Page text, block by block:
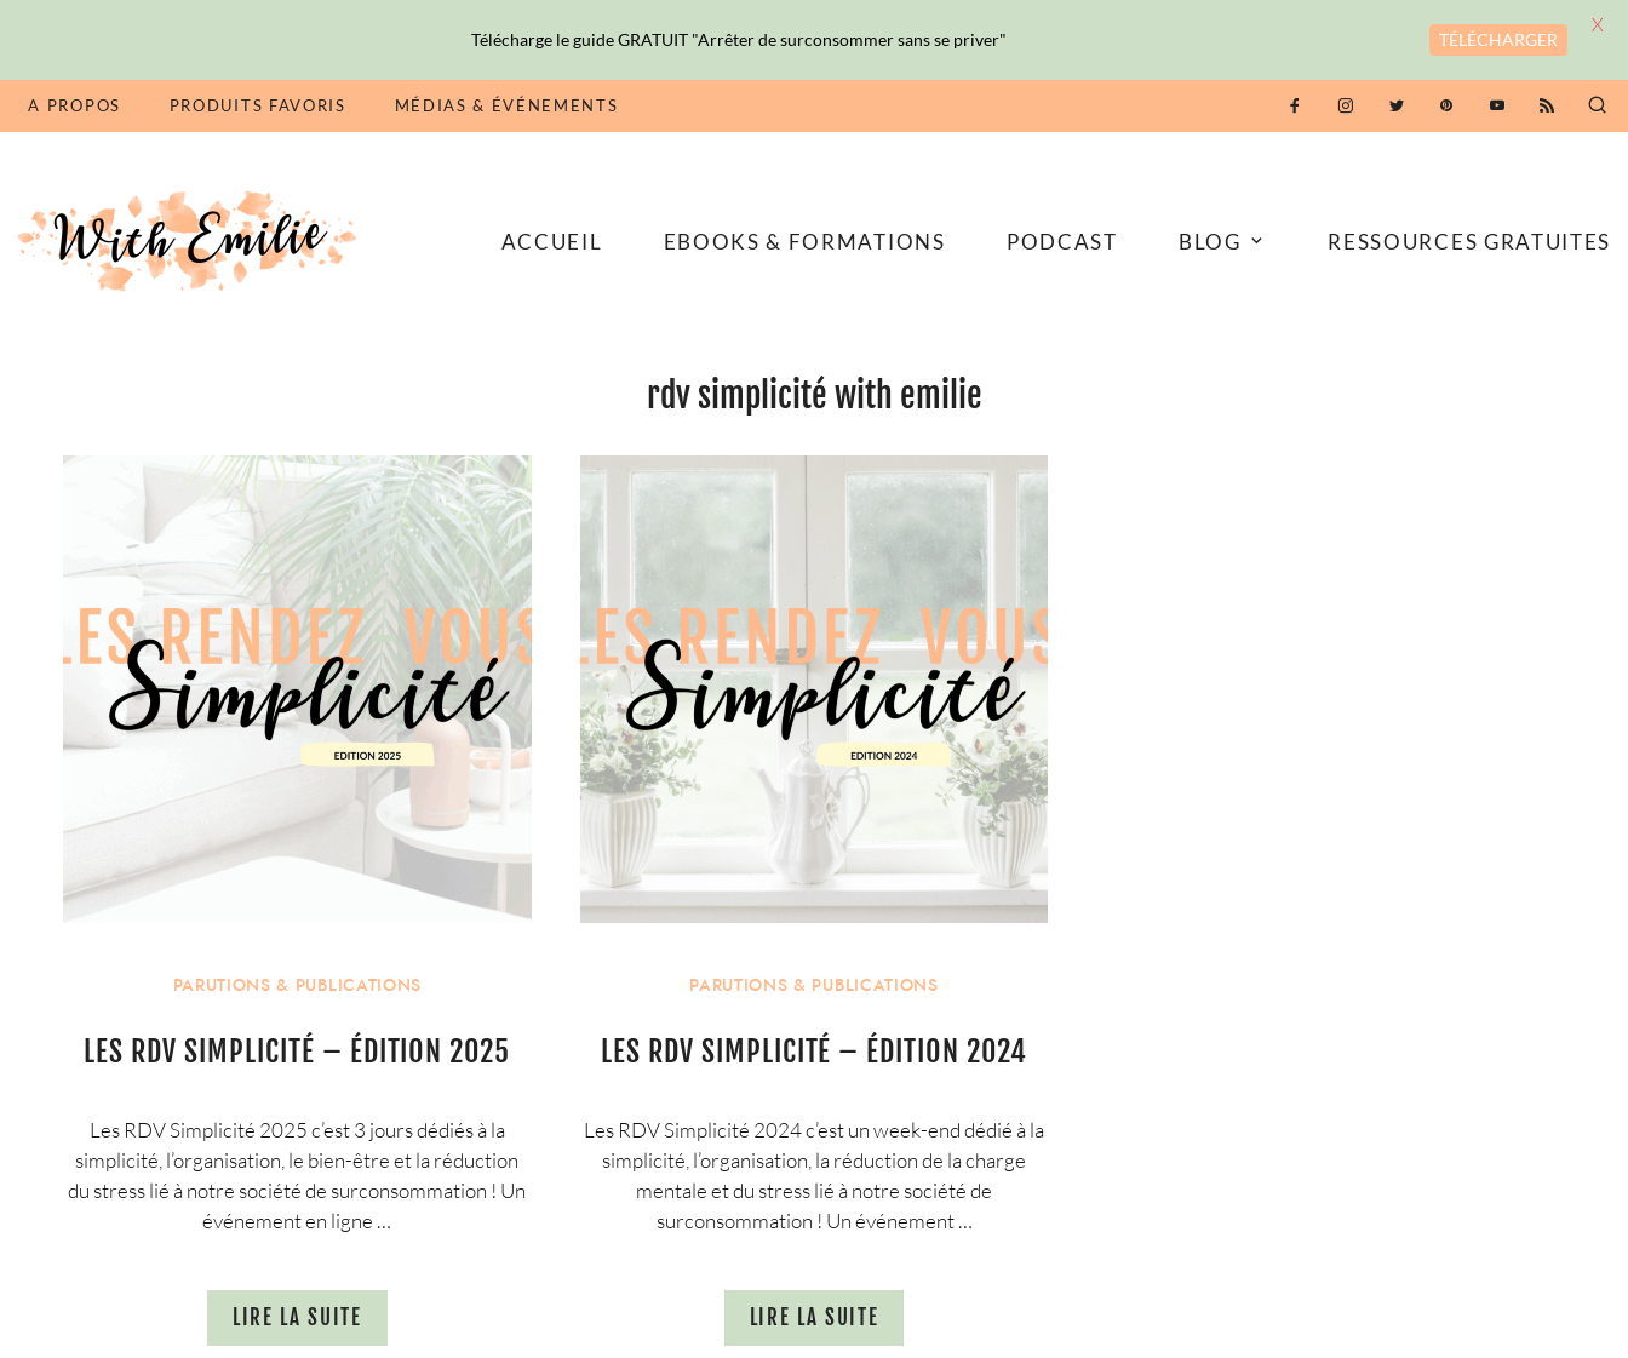
A PROPOS PRODUITS FAVORIS MÉDIAS & ÉVÉNEMENTS
ACCUEIL EBOOKS & FORMATIONS PODCAST BLOG RESSOURCES GRATUITES
rdv simplicité with emilie
PARUTIONS & PUBLICATIONS
LES RDV SIMPLICITÉ – ÉDITION 2025
Les RDV Simplicité 2025 c’est 3 jours dédiés à la
simplicité, l’organisation, le bien-être et la réduction
du stress lié à notre société de surconsommation ! Un
événement en ligne …
LIRE LA SUITE
PARUTIONS & PUBLICATIONS
LES RDV SIMPLICITÉ – ÉDITION 2024
Les RDV Simplicité 2024 c’est un week-end dédié à la
simplicité, l’organisation, la réduction de la charge
mentale et du stress lié à notre société de
surconsommation ! Un événement …
LIRE LA SUITE
Télécharge le guide GRATUIT "Arrêter de surconsommer sans se priver" TÉLÉCHARGER
X